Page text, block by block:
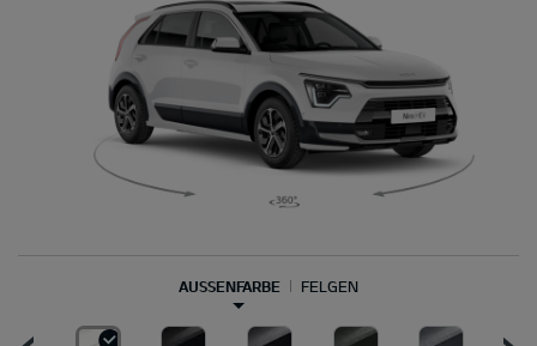
AUSSENFARBE FELGEN